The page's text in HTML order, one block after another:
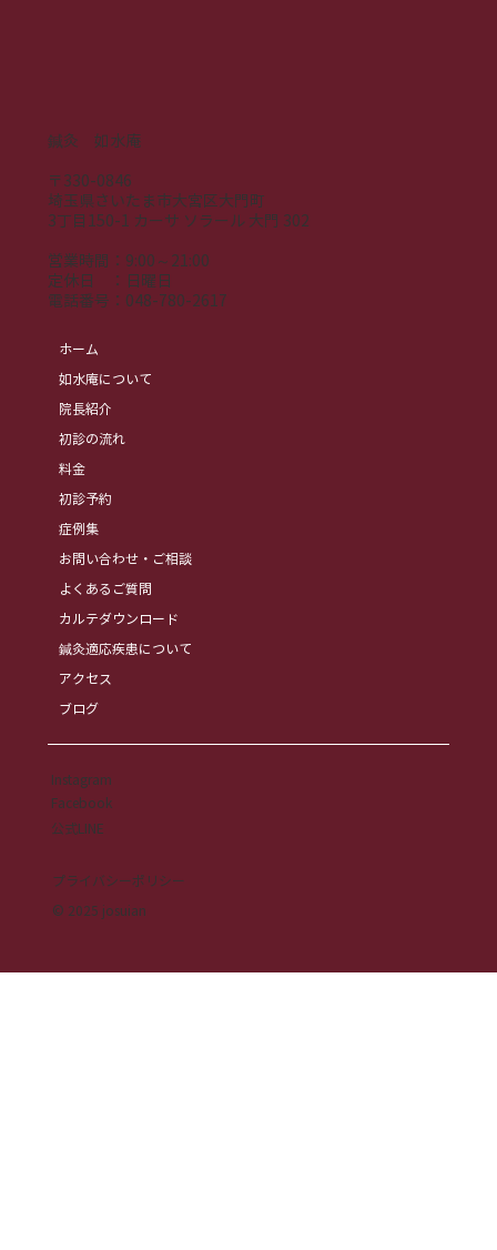
鍼灸 如水庵
〒330-0846
埼玉県さいたま市大宮区大門町
3丁目150-1 カーサ ソラール 大門 302
営業時間：9:00～21:00
​定休日 ：日曜日
​電話番号： 048-780-2617
Instagram
Facebook
公式LINE
プライバシーポリシー
© 2025 josuian
ホーム
如水庵について
院長紹介
初診の流れ
料金
初診予約
症例集
お問い合わせ・ご相談
よくあるご質問
カルテダウンロード
鍼灸適応疾患について
アクセス
ブログ